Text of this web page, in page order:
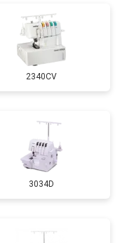
2340CV
3034D